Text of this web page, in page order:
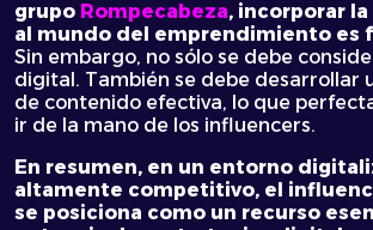
grupo Rompecabeza, incorporar
al mundo del emprendimiento es
Sin embargo, no sólo se debe
digital. También se debe desarrollar
de contenido efectiva, lo que
ir de la mano de los influencers.
En resumen, en un entorno
altamente competitivo, el
se posiciona como un recurso